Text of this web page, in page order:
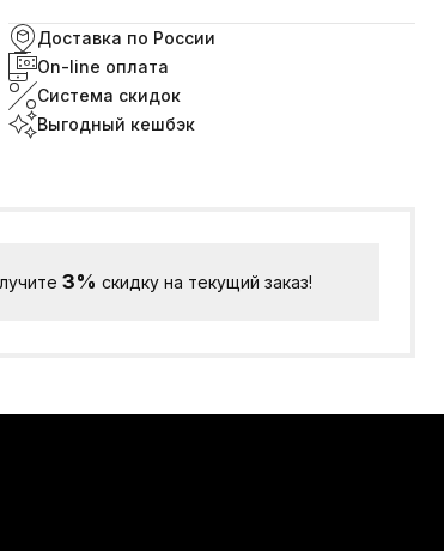
Доставка по России
On-line оплата
Система скидок
Выгодный кешбэк
3% скидку на текущий заказ!